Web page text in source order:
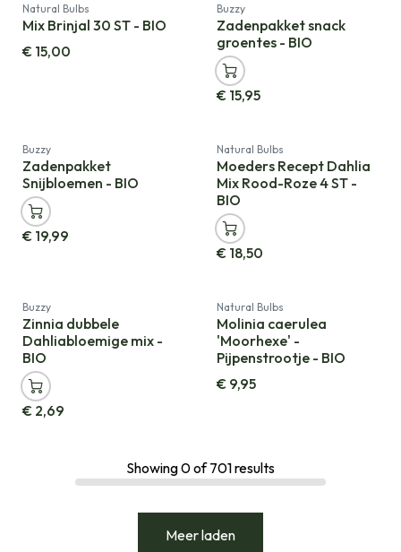
Natural Bulbs
Mix Brinjal 30 ST - BIO
€ 15,00
Buzzy
Zadenpakket snack
groentes - BIO
€ 15,95
Cadeauverpakking
Buzzy
Zadenpakket
Snijbloemen - BIO
€ 19,99
Natural Bulbs
Moeders Recept Dahlia
Mix Rood-Roze 4 ST -
BIO
€ 18,50
Nieuw!
Buzzy
Zinnia dubbele
Dahliabloemige mix -
BIO
€ 2,69
Natural Bulbs
Molinia caerulea
'Moorhexe' -
Pijpenstrootje - BIO
€ 9,95
Showing0of701results
Meer laden